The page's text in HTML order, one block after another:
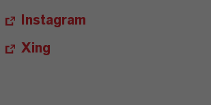
Instagram
Xing